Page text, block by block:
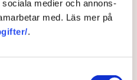
medier och annons-
med. Läs mer på
.